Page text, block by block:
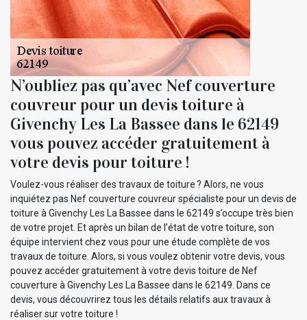
N’oubliez pas qu’avec Nef couverture
couvreur pour un devis toiture à
Givenchy Les La Bassee dans le 62149
vous pouvez accéder gratuitement à
votre devis pour toiture !
Voulez-vous réaliser des travaux de toiture ? Alors, ne vous
inquiétez pas Nef couverture couvreur spécialiste pour un devis de
toiture à Givenchy Les La Bassee dans le 62149 s’occupe très bien
de votre projet. Et après un bilan de l’état de votre toiture, son
équipe intervient chez vous pour une étude complète de vos
travaux de toiture. Alors, si vous voulez obtenir votre devis, vous
pouvez accéder gratuitement à votre devis toiture de Nef
couverture à Givenchy Les La Bassee dans le 62149. Dans ce
devis, vous découvrirez tous les détails relatifs aux travaux à
réaliser sur votre toiture !